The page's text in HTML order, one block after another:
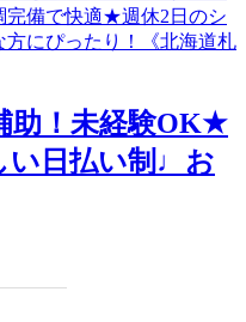
助！未経験OK★
い日払い制♩お